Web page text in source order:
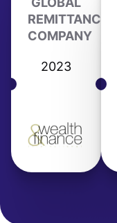
REMITTANCE
COMPANY
2023